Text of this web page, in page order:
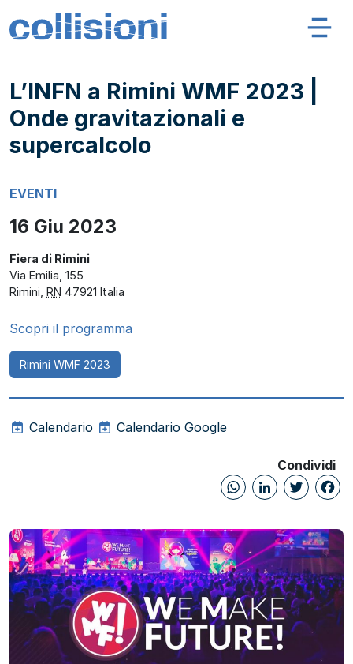
Salta al contenuto
Navigazione principale
L’INFN a Rimini WMF 2023 |
Onde gravitazionali e
supercalcolo
EVENTI
16 Giu 2023
Fiera di Rimini
Via Emilia, 155
Rimini RN 47921 Italia
Scopri il programma
Rimini WMF 2023
Calendario Calendario Google
Condividi